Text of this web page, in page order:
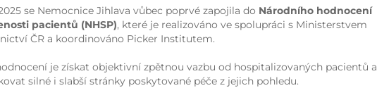
se Nemocnice Jihlava vůbec poprvé zapojila do Národního hodnocení
pacientů (NHSP), které je realizováno ve spolupráci s Ministerstvem
ČR a koordinováno Picker Institutem.
je získat objektivní zpětnou vazbu od hospitalizovaných pacientů a
silné i slabší stránky poskytované péče z jejich pohledu.